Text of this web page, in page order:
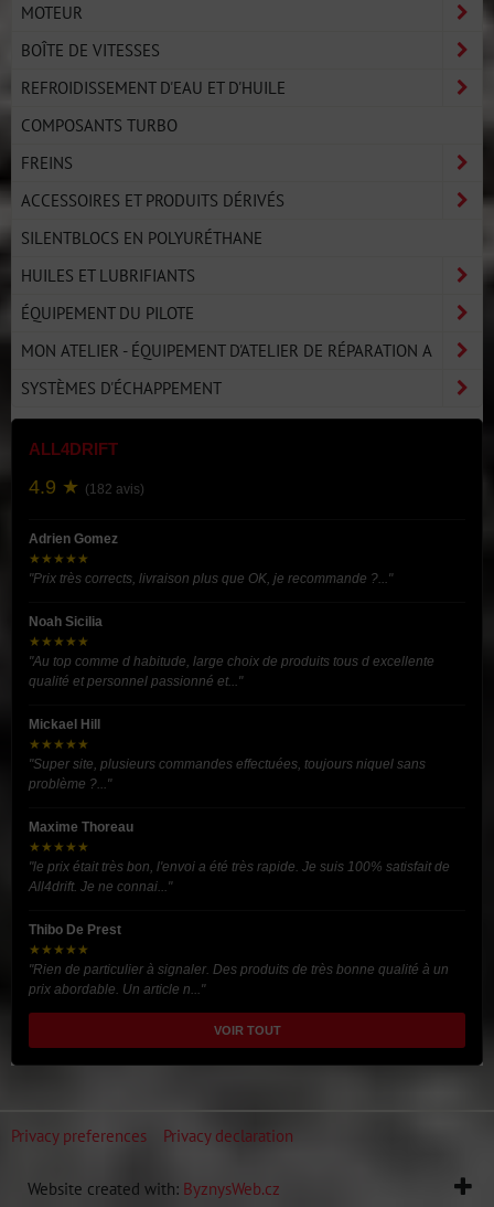
MOTEUR
BOÎTE DE VITESSES
REFROIDISSEMENT D'EAU ET D'HUILE
COMPOSANTS TURBO
FREINS
ACCESSOIRES ET PRODUITS DÉRIVÉS
SILENTBLOCS EN POLYURÉTHANE
HUILES ET LUBRIFIANTS
ÉQUIPEMENT DU PILOTE
MON ATELIER - ÉQUIPEMENT D'ATELIER DE RÉPARATION A
SYSTÈMES D'ÉCHAPPEMENT
ALL4DRIFT
4.9 ★ (182 avis)
Adrien Gomez
★★★★★
"Prix très corrects, livraison plus que OK, je recommande ?..."
Noah Sicilia
★★★★★
"Au top comme d habitude, large choix de produits tous d excellente
qualité et personnel passionné et..."
Mickael Hill
★★★★★
"Super site, plusieurs commandes effectuées, toujours niquel sans
problème ?..."
Maxime Thoreau
★★★★★
"le prix était très bon, l'envoi a été très rapide. Je suis 100% satisfait de
All4drift. Je ne connai..."
Thibo De Prest
★★★★★
"Rien de particulier à signaler. Des produits de très bonne qualité à un
prix abordable. Un article n..."
VOIR TOUT
Privacy preferences Privacy declaration
Website created with: ByznysWeb.cz